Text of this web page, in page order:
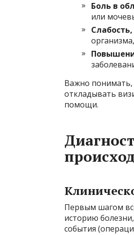
Боль в
или
Важно понимать,
откладывать
помощи.
Первым шагом
историю
события